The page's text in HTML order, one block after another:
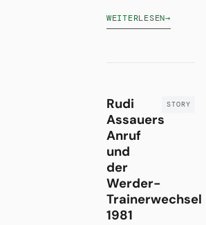
WEITERLESEN→
Rudi
Assauers
Anruf
und
der
Werder-
Trainerwechsel
1981